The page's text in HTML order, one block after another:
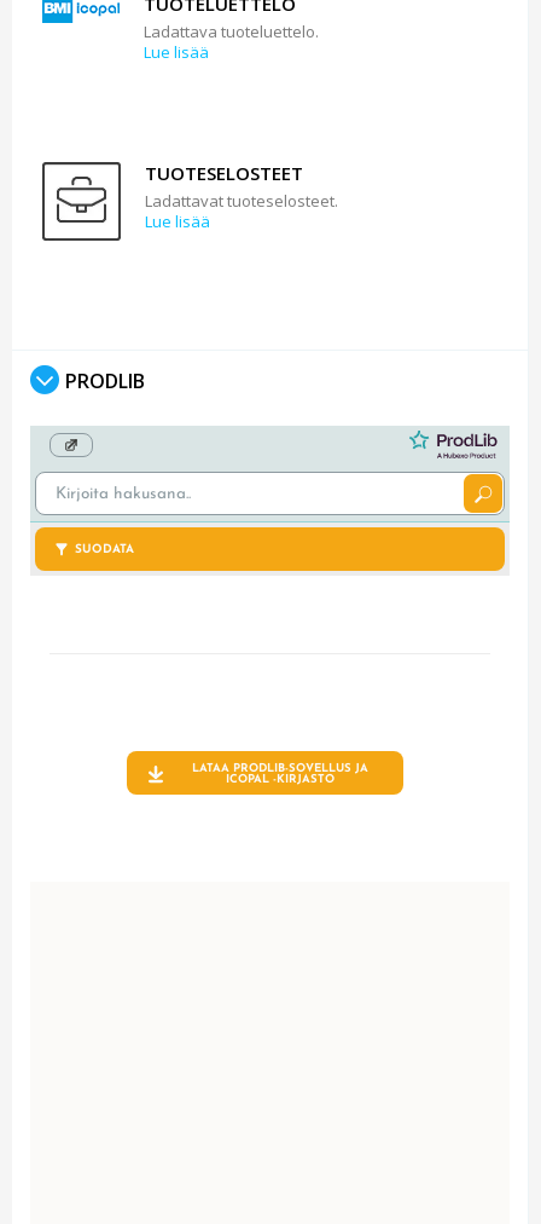
Ladattava tuoteluettelo.
Lue lisää
TUOTESELOSTEET
Ladattavat tuoteselosteet.
Lue lisää
PRODLIB